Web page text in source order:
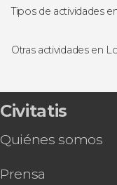
Palacio de
Abadía de
Catedral de San
Tower Bridge
Estudios de
Tipos de actividades
Free tours en
Autobuses
Tarjetas
Musicales en
Otras actividades en
Ruta de Harry
Visita guiada por
Tour del
FC
Civitatis
Quiénes somos
Prensa